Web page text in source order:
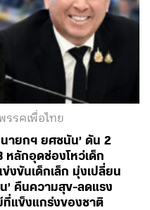
รรคเพื่อไทย
ายกฯ ยศชนัน’ ดัน 2
หลักอุดช่องโหว่เด็ก
ขันเด็กเล็ก มุ่งเปลี่ยน
น’ คืนความสุข-ลดแรง
แข็งแกร่งของชาติ